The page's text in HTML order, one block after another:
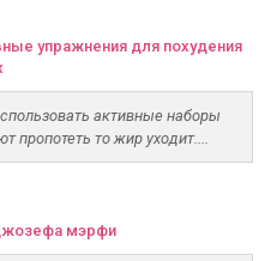
упражнения для похудения
активные наборы
пропотеть то жир уходит....
мэрфи